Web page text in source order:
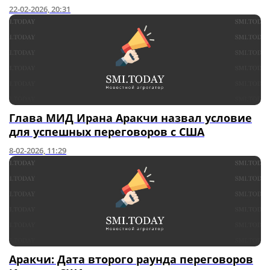
22-02-2026, 20:31
Глава МИД Ирана Аракчи назвал условие
для успешных переговоров с США
8-02-2026, 11:29
Аракчи: Дата второго раунда переговоров